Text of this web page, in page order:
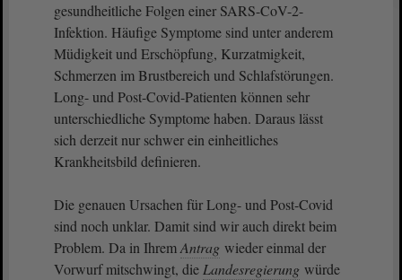
gesundheitliche Folgen einer SARS-CoV-2-
Infektion. Häufige Symptome sind unter anderem
Müdigkeit und Erschöpfung, Kurzatmigkeit,
Schmerzen im Brustbereich und Schlafstörungen.
Long- und Post-Covid-Patienten können sehr
unterschiedliche Symptome haben. Daraus lässt
sich derzeit nur schwer ein einheitliches
Krankheitsbild definieren.
Die genauen Ursachen für Long- und Post-Covid
sind noch unklar. Damit sind wir auch direkt beim
Problem. Da in IhremAntrag wieder einmal der
Vorwurf mitschwingt, die Landesregierung würde